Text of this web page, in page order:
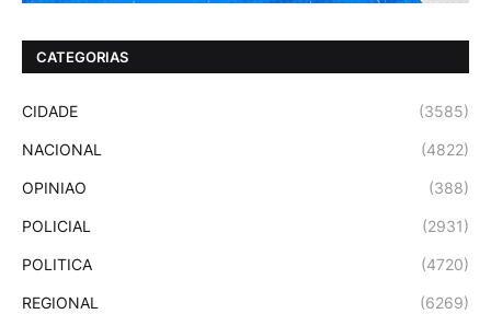
CATEGORIAS
CIDADE (3585)
NACIONAL (4822)
OPINIAO (388)
POLICIAL (2931)
POLITICA (4720)
REGIONAL (6269)